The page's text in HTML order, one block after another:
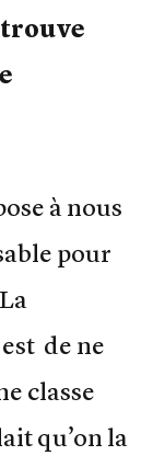
à nous
pour
de ne
classe
qu’on la